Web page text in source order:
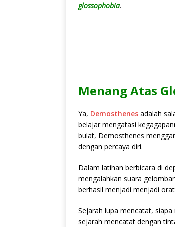
glossophobia.
Menang Atas
Ya, Demosthenes adalah
belajar mengatasi
bulat, Demosthenes
dengan percaya diri.
Dalam latihan berbicara di
mengalahkan suara
berhasil menjadi menjadi
Sejarah lupa mencatat,
sejarah mencatat dengan